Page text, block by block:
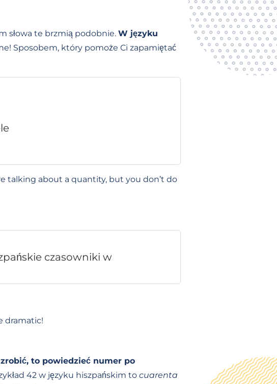
słowa te brzmią podobnie. W języku
Sposobem, który pomoże Ci zapamiętać
talking about a quantity, but you don’t do
czasowniki w
dramatic!
to powiedzieć numer po
42 w języku hiszpańskim to cuarenta